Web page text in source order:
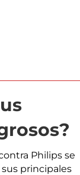
Philips se
principales